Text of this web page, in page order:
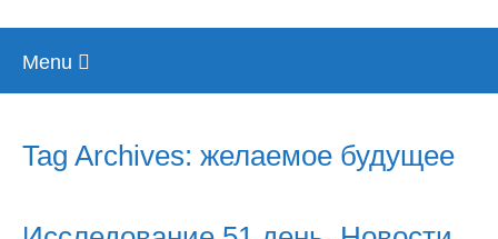
Menu
Tag Archives: желаемое будущее